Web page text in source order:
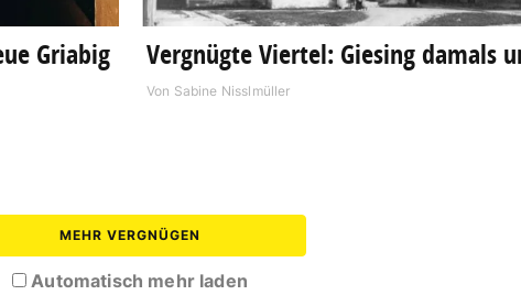
Griabig
Vergnügte Viertel: Giesing damals
Von Sabine Nisslmüller
MEHR VERGNÜGEN
Automatisch mehr laden